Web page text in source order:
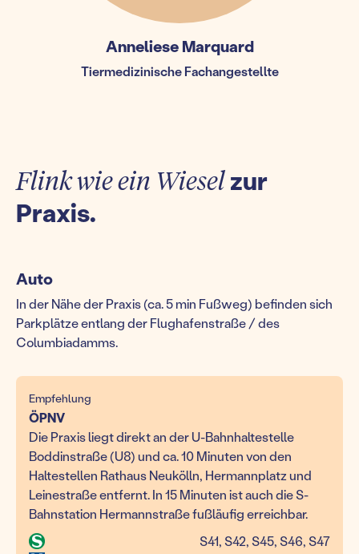
Anneliese Marquard
Tiermedizinische Fachangestellte
Flink wie ein Wieselzur
Praxis.
Empfehlung
ÖPNV
Die Praxis liegt direkt an der U-Bahnhaltestelle
Boddinstraße (U8) und ca. 10 Minuten von den
Haltestellen Rathaus Neukölln, Hermannplatz und
Leinestraße entfernt. In 15 Minuten ist auch die S-
Bahnstation Hermannstraße fußläufig erreichbar.
S41, S42, S45, S46, S47
Auto
In der Nähe der Praxis (ca. 5 min Fußweg) befinden sich
Parkplätze entlang der Flughafenstraße / des
Columbiadamms.